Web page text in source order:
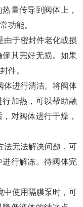
量传导到阀体上，
功能。
由于密封件老化或损
其完好无损。如果
件。
体进行清洁。将阀体
加热，可以帮助融
对阀体进行干燥，
法无法解决问题，可
进行解冻。待阀体完
中使用隔膜泵时，可